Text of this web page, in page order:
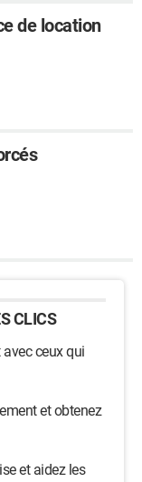
de location
CLICS
ceux qui
et obtenez
et aidez les